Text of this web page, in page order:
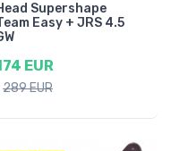
Supershape
Easy + JRS 4.5
EUR
289 EUR